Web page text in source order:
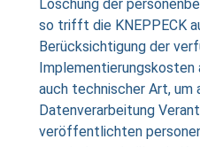
Löschung der
so trifft die KNEPPECK
Berücksichtigung der
Implementierungskosten
auch technischer Art, um
Datenverarbeitung
veröffentlichten